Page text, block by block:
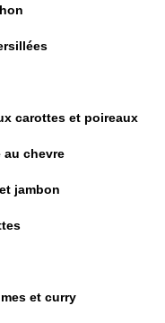
carottes et poireaux
chevre
jambon
et curry